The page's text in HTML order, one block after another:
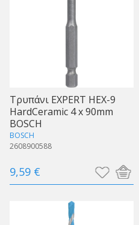
Τρυπάνι EXPERT HEX-9
HardCeramic 4 x 90mm
BOSCH
BOSCH
2608900588
9,59 €